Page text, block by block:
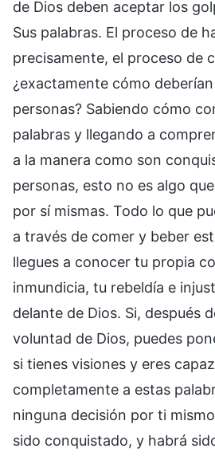
de Dios deben aceptar los
Sus palabras. El proceso de
precisamente, el proceso de
¿exactamente cómo
personas? Sabiendo cómo
palabras y llegando a
a la manera como son
personas, esto no es algo
por sí mismas. Todo lo que
a través de comer y beber
llegues a conocer tu propia
inmundicia, tu rebeldía e
delante de Dios. Si, después
voluntad de Dios, puedes
si tienes visiones y eres
completamente a estas
ninguna decisión por ti
sido conquistado, y habrá